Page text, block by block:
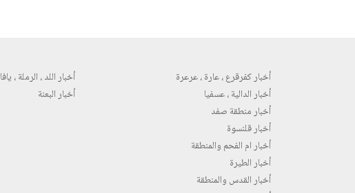
أخبار كفرقرع ، عارة ، عرعرة
أخبار الدالية ، عسفيا
أخبار منطقة صفد
أخبار قلنسوة
أخبار ام الفحم والمنطقة
أخبار الطيرة
أخبار القدس والمنطقة
أخبار اللد ، الرملة ، يافا
أخبار البعنة